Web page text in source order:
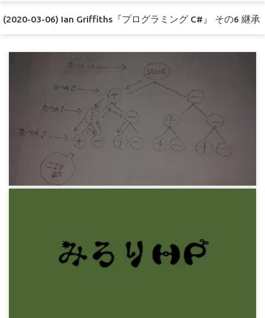
(2020-03-06) Ian Griffiths『プログラミング C#』 その6 継承
Python 重複順列を自分で作りたい